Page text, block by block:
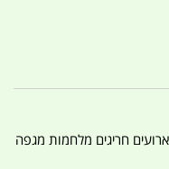
חגים ארועים חריגים מלחמות מגפה